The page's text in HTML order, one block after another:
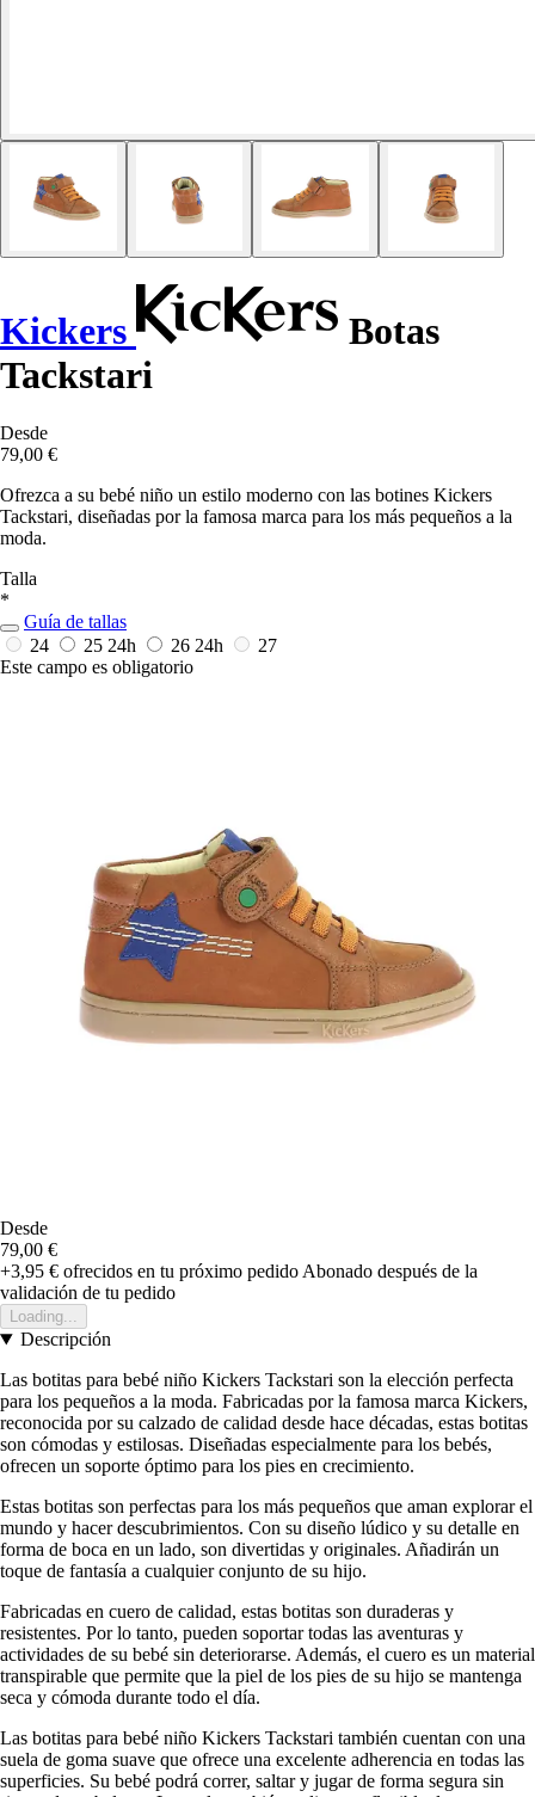
Kickers
Botas
Tackstari
Desde
79,00 €
Ofrezca a su bebé niño un estilo moderno con las botines Kickers
Tackstari, diseñadas por la famosa marca para los más pequeños a la
moda.
Talla
*
Guía de tallas
24
25 24h 26 24h
27
Este campo es obligatorio
Desde
79,00 €
+3,95 € ofrecidos en tu próximo pedido Abonado después de la
validación de tu pedido
Loading...
Descripción
Las botitas para bebé niño Kickers Tackstari son la elección perfecta
para los pequeños a la moda. Fabricadas por la famosa marca Kickers,
reconocida por su calzado de calidad desde hace décadas, estas botitas
son cómodas y estilosas. Diseñadas especialmente para los bebés,
ofrecen un soporte óptimo para los pies en crecimiento.
Estas botitas son perfectas para los más pequeños que aman explorar el
mundo y hacer descubrimientos. Con su diseño lúdico y su detalle en
forma de boca en un lado, son divertidas y originales. Añadirán un
toque de fantasía a cualquier conjunto de su hijo.
Fabricadas en cuero de calidad, estas botitas son duraderas y
resistentes. Por lo tanto, pueden soportar todas las aventuras y
actividades de su bebé sin deteriorarse. Además, el cuero es un material
transpirable que permite que la piel de los pies de su hijo se mantenga
seca y cómoda durante todo el día.
Las botitas para bebé niño Kickers Tackstari también cuentan con una
suela de goma suave que ofrece una excelente adherencia en todas las
superficies. Su bebé podrá correr, saltar y jugar de forma segura sin